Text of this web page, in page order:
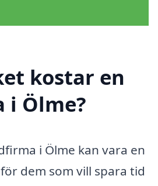
kostar en
i Ölme?
i Ölme kan vara en
dem som vill spara tid